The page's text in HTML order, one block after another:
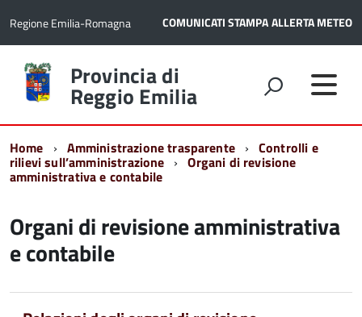
Regione Emilia-Romagna COMUNICATI STAMPAALLERTA METEO
Torna
alla
home
Provincia di
Reggio Emilia
Home Amministrazione trasparente Controlli e
rilievi sull’amministrazione Organi di revisione
amministrativa e contabile
Organi di revisione amministrativa
e contabile